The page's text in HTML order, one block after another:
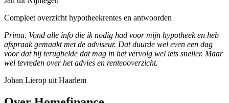
Compleet overzicht hypotheekrentes en antwoorden
Prima. Vond alle info die ik nodig had voor mijn hypotheek en heb
afspraak gemaakt met de adviseur. Dat duurde wel even een dag
voor dat hij terugbelde dat mag in het vervolg wel iets sneller. Maar
wel tevreden over het advies en renteooverzicht.
Johan Lierop uit Haarlem